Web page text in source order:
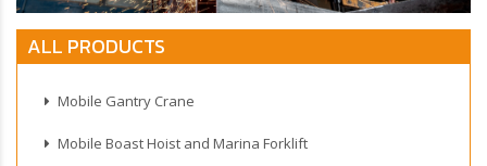
ALL PRODUCTS
Mobile Gantry Crane
Mobile Boast Hoist and Marina Forklift